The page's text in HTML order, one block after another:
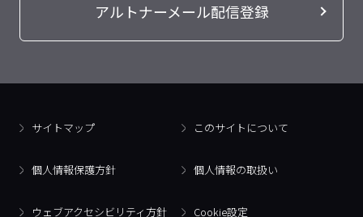
アルトナーメール配信登録
サイトマップ このサイトについて
個人情報保護方針 個人情報の取扱い
ウェブアクセシビリティ方針 Cookie設定